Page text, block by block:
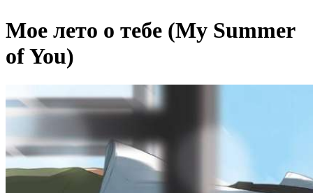
Мое лето о тебе (My Summer
of You)